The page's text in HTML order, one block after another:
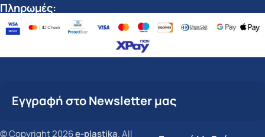
Πληρωμές:
Εγγραφή στο Newsletter μας
© Copyright 2026e-plastika. All